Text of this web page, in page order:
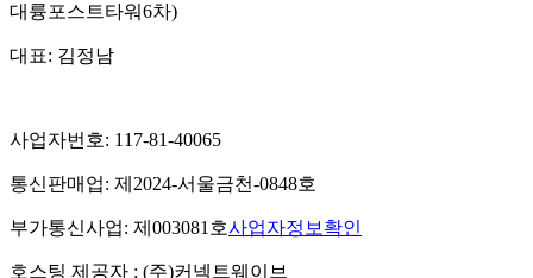
대륭포스트타워6차)
대표: 김정남
사업자번호: 117-81-40065
통신판매업: 제2024-서울금천-0848호
부가통신사업: 제003081호사업자정보확인
호스팅 제공자 : (주)커넥트웨이브